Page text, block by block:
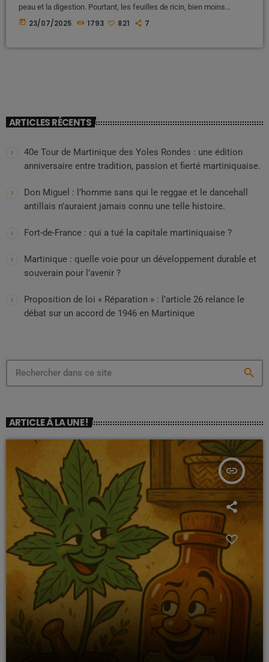
peau et la digestion. Pourtant, les feuilles de ricin, bien moins
connues, recèlent elles aussi des trésors de vertus thérapeutiques.
today 23/07/2025 1793 821 7
ARTICLES RÉCENTS
40e Tour de Martinique des Yoles Rondes : une édition
anniversaire entre tradition, passion et fierté martiniquaise.
Don Miguel : l’homme sans qui le reggae et le dancehall
antillais n’auraient jamais connu une telle histoire.
Fort-de-France : qui a tué la capitale martiniquaise ?
Martinique : quelle voie pour un développement durable et
souverain pour l’avenir ?
Proposition de loi « Réparation » : l’article 26 relance le
débat sur un accord de 1946 en Martinique
search
ARTICLE À LA UNE !
insert_link